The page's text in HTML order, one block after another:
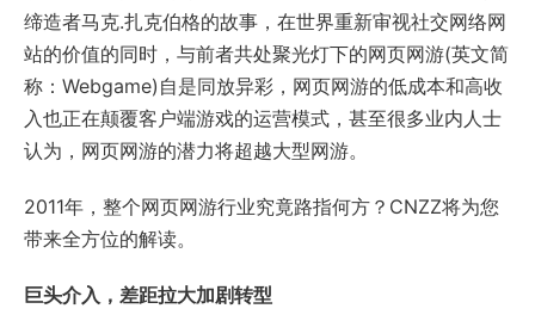
缔造者马克.扎克伯格的故事，在世界重新审视社交网络网
站的价值的同时，与前者共处聚光灯下的网页网游(英文简
称：Webgame)自是同放异彩，网页网游的低成本和高收
入也正在颠覆客户端游戏的运营模式，甚至很多业内人士
认为，网页网游的潜力将超越大型网游。
2011年，整个网页网游行业究竟路指何方？CNZZ将为您
带来全方位的解读。
巨头介入，差距拉大加剧转型